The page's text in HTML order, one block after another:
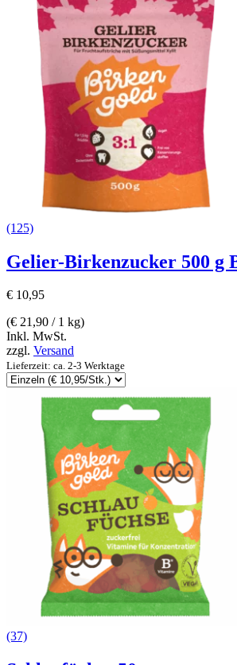
(125)
Gelier-Birkenzucker 500 g
€ 10,95
(€ 21,90 / 1 kg)
Inkl. MwSt.
zzgl. Versand
Lieferzeit: ca. 2-3 Werktage
(37)